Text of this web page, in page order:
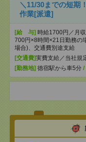
＼11/30までの短期
作業[派遣]
[給 与] 時給1700円／月
700円×8時間×21日勤務の
場合)、交通費別途支給
[交通費]実費支給／当社規
[勤務地] 徳宿駅から車5分 /